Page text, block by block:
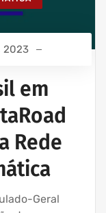
2023
em
Rede
Geral